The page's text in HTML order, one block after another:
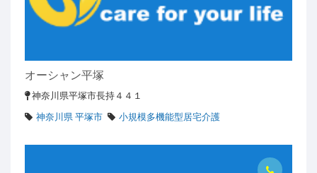
オーシャン平塚
神奈川県平塚市長持４４１
神奈川県 平塚市
小規模多機能型居宅介護